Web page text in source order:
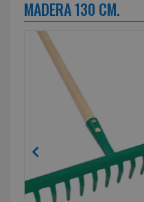
MADERA 130 CM.